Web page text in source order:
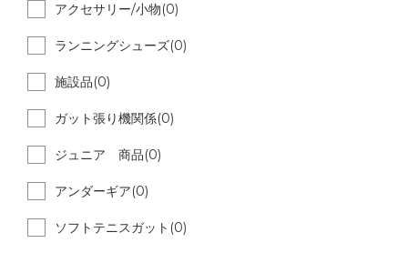
アクセサリー/小物(0)
ランニングシューズ(0)
施設品(0)
ガット張り機関係(0)
ジュニア 商品(0)
アンダーギア(0)
ソフトテニスガット(0)